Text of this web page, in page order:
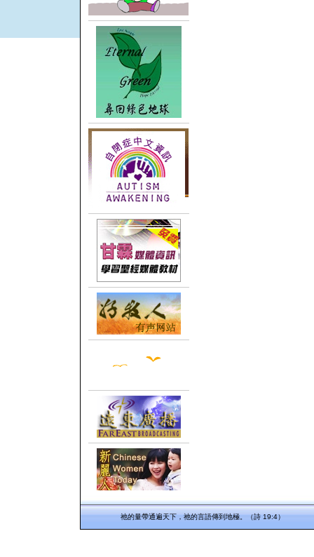
祂的量帶通遍天下，祂的言語傳到地極。（詩 19:4）